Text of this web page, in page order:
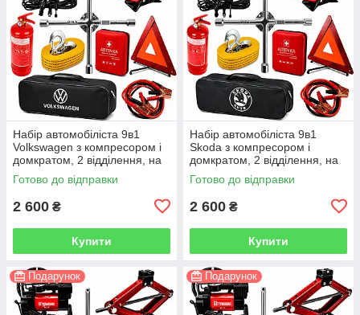
Набір автомобіліста 9в1
Volkswagen з компресором і
домкратом, 2 відділення, на
липучках, чорний
Готово до відправки
2 600 ₴
Купити
Набір автомобіліста 9в1
Skoda з компресором і
домкратом, 2 відділення, на
липучках, чорний
Готово до відправки
2 600 ₴
Купити
Подарунок Подарунок